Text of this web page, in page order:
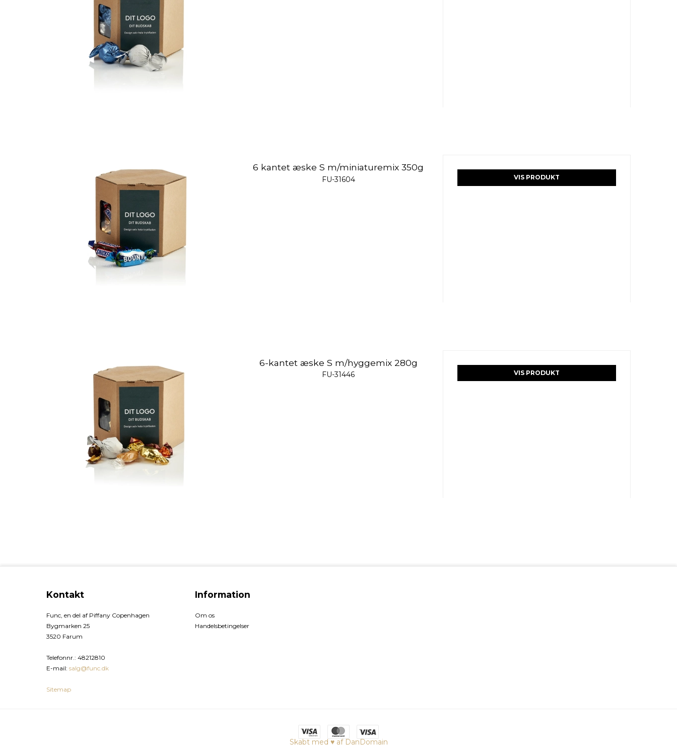
6 kantet æske S m/miniaturemix 350g
FU-31604 VIS PRODUKT
6-kantet æske S m/hyggemix 280g
FU-31446 VIS PRODUKT
Kontakt
Func, en del af Piffany Copenhagen
Bygmarken 25
3520 Farum
Telefonnr. : 48212810
E-mail: salg@func.dk
Sitemap
Information
Om os
Handelsbetingelser
Skabt med ♥ af DanDomain